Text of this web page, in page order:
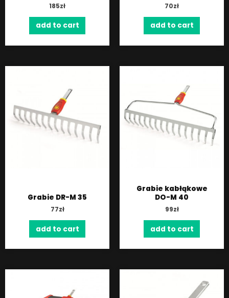
185zł
add to cart
70zł
add to cart
Grabie DR-M 35
77zł
add to cart
Grabie kabłąkowe
DO-M 40
99zł
add to cart